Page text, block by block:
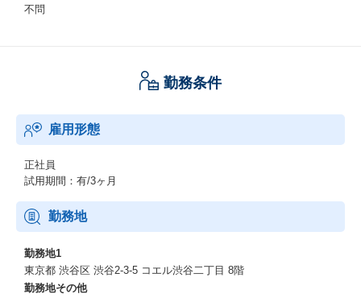
不問
勤務条件
雇用形態
正社員
試用期間：有/3ヶ月
勤務地
勤務地1
東京都 渋谷区 渋谷2-3-5 コエル渋谷二丁目 8階
勤務地その他